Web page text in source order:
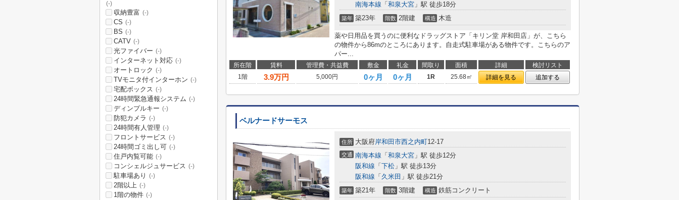
南海本線 「 和泉大宮 」駅 徒歩18分
築年 築23年 階数 2階建 構造 木造
薬や日用品を買うのに便利なドラッグストア「キリン堂 岸和田店」が、こちら
の物件から86mのところにあります。自走式駐車場がある物件です。こちらのア
パー...
所在階 賃料 管理費・共益費 敷金 礼金 間取り 面積 詳細
検討リスト
1階
3.9万円 5,000円 0ヶ月 0ヶ月 1R 25.68㎡ 詳細を見る 追加する
ベルナードサーモス
住所 大阪府岸和田市西之内町12-17
交通 南海本線 「 和泉大宮 」駅 徒歩12分
阪和線 「 下松 」駅 徒歩13分
阪和線 「 久米田 」駅 徒歩21分
築年 築21年 階数 3階建 構造 鉄筋コンクリート
(-)
収納豊富 (-)
CS (-)
BS (-)
CATV (-)
光ファイバー (-)
インターネット対応 (-)
オートロック (-)
TVモニタ付インターホン (-)
宅配ボックス (-)
24時間緊急通報システム (-)
ディンプルキー (-)
防犯カメラ (-)
24時間有人管理 (-)
フロントサービス (-)
24時間ゴミ出し可 (-)
住戸内覧可能 (-)
コンシェルジュサービス (-)
駐車場あり (-)
2階以上 (-)
1階の物件 (-)